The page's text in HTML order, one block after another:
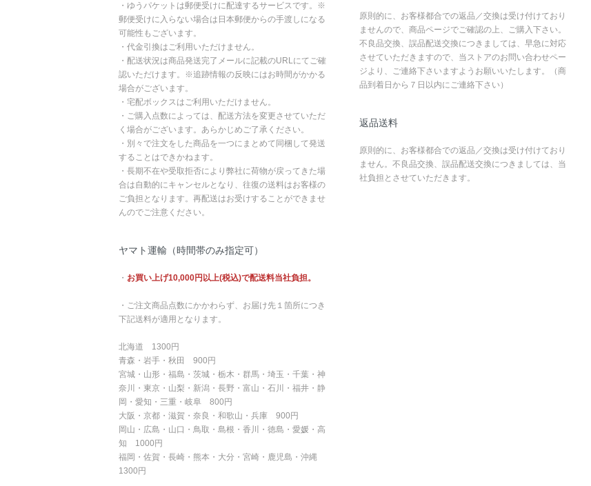
・ゆうパケットは郵便受けに配達するサービスです。※
郵便受けに入らない場合は日本郵便からの手渡しになる
可能性もございます。
・代金引換はご利用いただけません。
・配送状況は商品発送完了メールに記載のURLにてご確
認いただけます。※追跡情報の反映にはお時間がかかる
場合がございます。
・宅配ボックスはご利用いただけません。
・ご購入点数によっては、配送方法を変更させていただ
く場合がございます。あらかじめご了承ください。
・別々で注文をした商品を一つにまとめて同梱して発送
することはできかねます。
・長期不在や受取拒否により弊社に荷物が戻ってきた場
合は自動的にキャンセルとなり、往復の送料はお客様の
ご負担となります。再配送はお受けすることができませ
んのでご注意ください。
ヤマト運輸（時間帯のみ指定可）
・ お買い上げ10,000円以上(税込)で配送料当社負担。
・ご注文商品点数にかかわらず、お届け先１箇所につき
下記送料が適用となります。
北海道 1300円
青森・岩手・秋田 900円
宮城・山形・福島・茨城・栃木・群馬・埼玉・千葉・神
奈川・東京・山梨・新潟・長野・富山・石川・福井・静
岡・愛知・三重・岐阜 800円
大阪・京都・滋賀・奈良・和歌山・兵庫 900円
岡山・広島・山口・鳥取・島根・香川・徳島・愛媛・高
知 1000円
福岡・佐賀・長崎・熊本・大分・宮崎・鹿児島・沖縄
1300円
原則的に、お客様都合での返品／交換は受け付けており
ませんので、商品ページでご確認の上、ご購入下さい。
不良品交換、誤品配送交換につきましては、早急に対応
させていただきますので、当ストアのお問い合わせペー
ジより、ご連絡下さいますようお願いいたします。（商
品到着日から７日以内にご連絡下さい）
返品送料
原則的に、お客様都合での返品／交換は受け付けており
ません。不良品交換、誤品配送交換につきましては、当
社負担とさせていただきます。